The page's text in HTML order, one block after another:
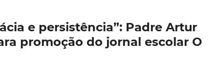
e persistência”: Padre Artur
promoção do jornal escolar O